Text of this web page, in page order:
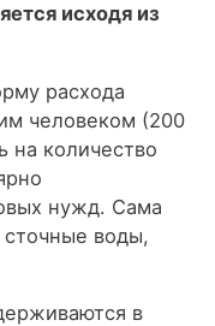
исходя из
расхода
человеком (200
на количество
нужд. Сама
воды,
в